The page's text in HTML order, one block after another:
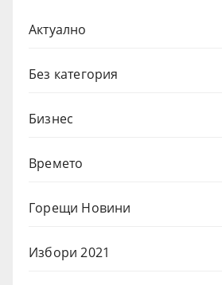
Актуално
Без категория
Бизнес
Времето
Горещи Новини
Избори 2021